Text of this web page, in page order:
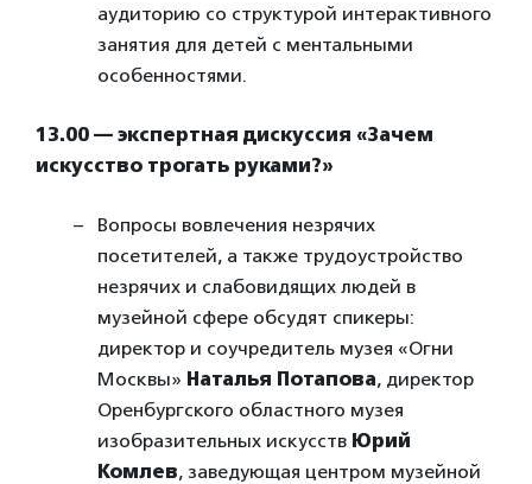
аудиторию со структурой интерактивного
занятия для детей с ментальными
особенностями.
13.00 — экспертная дискуссия «Зачем
искусство трогать руками?»
Вопросы вовлечения незрячих
посетителей, а также трудоустройство
незрячих и слабовидящих людей в
музейной сфере обсудят спикеры:
директор и соучредитель музея «Огни
Москвы» Наталья Потапова, директор
Оренбургского областного музея
изобразительных искусств Юрий
Комлев, заведующая центром музейной